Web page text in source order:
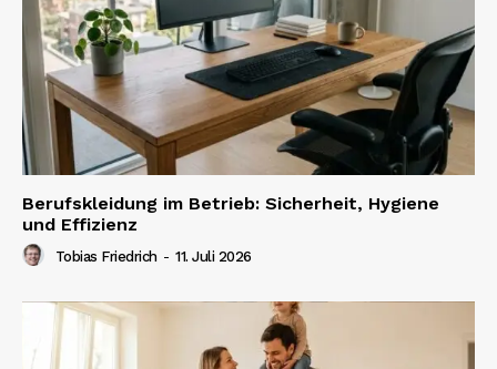
Berufskleidung im Betrieb: Sicherheit, Hygiene
und Effizienz
Tobias Friedrich - 11. Juli 2026